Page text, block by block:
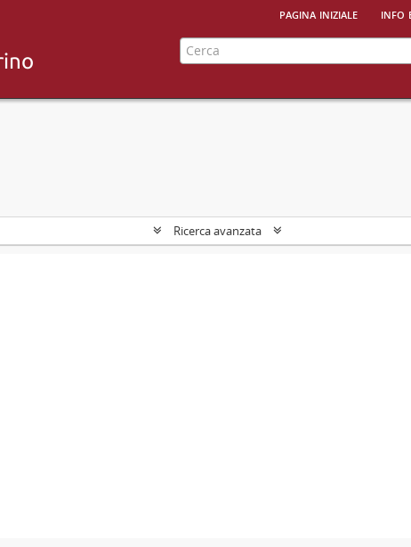
pagina iniziale info
Ricerca avanzata